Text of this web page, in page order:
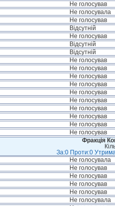
Не голосував
Не голосувала
Не голосував
Відсутній
Не голосував
Відсутній
Відсутній
Не голосував
Не голосував
Не голосував
Не голосував
Не голосував
Не голосував
Не голосував
Не голосував
Не голосував
Не голосував
Фракція
За:0 Проти:0
Не голосувала
Не голосував
Не голосував
Не голосував
Не голосував
Не голосувала